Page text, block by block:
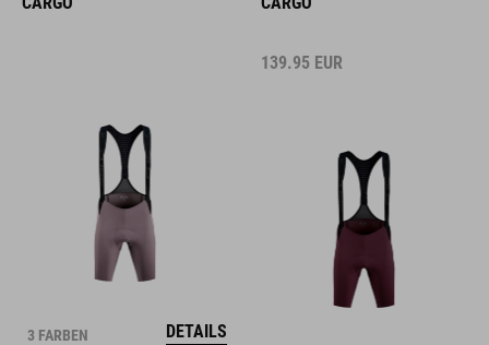
3 FARBEN DETAILS
139.95 EUR